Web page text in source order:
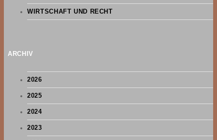
WIRTSCHAFT UND RECHT
ARCHIV
2026
2025
2024
2023